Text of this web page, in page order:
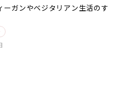
ーガンやベジタリアン生活のす